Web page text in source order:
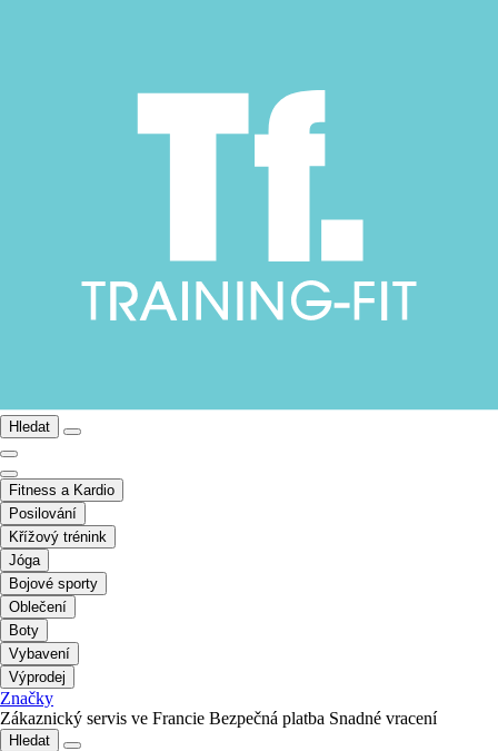
Hledat
Fitness a Kardio
Posilování
Křížový trénink
Jóga
Bojové sporty
Oblečení
Boty
Vybavení
Výprodej
Značky
Zákaznický servis ve Francie Bezpečná platba Snadné vracení
Hledat